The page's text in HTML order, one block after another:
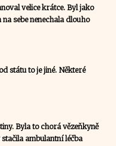
velice krátce. Byl jako
sebe nenechala dlouho
státu to je jiné. Některé
Byla to chorá vězeňkyně
ambulantní léčba